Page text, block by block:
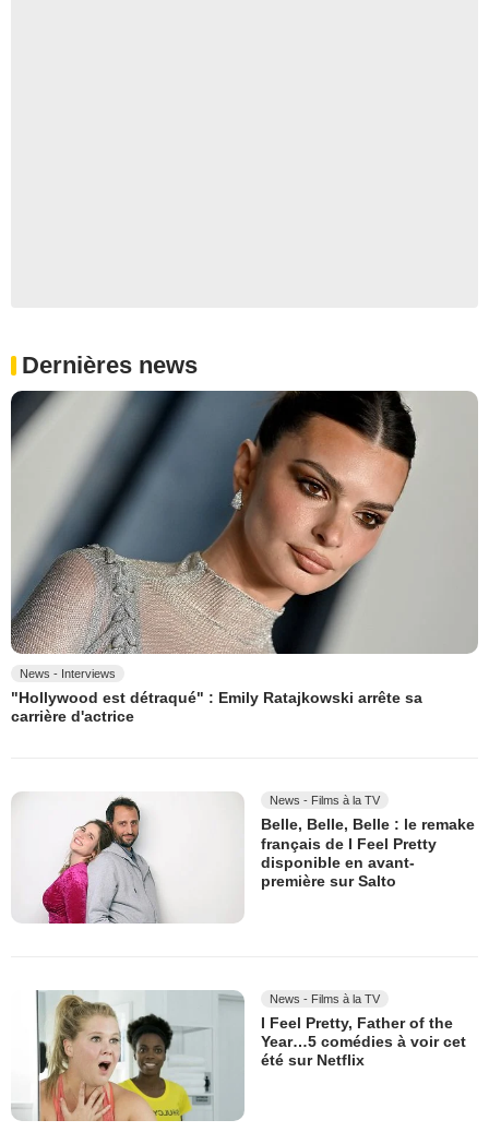
Dernières news
News - Interviews
"Hollywood est détraqué" : Emily Ratajkowski arrête sa
carrière d'actrice
News - Films à la TV
Belle, Belle, Belle : le remake
français de I Feel Pretty
disponible en avant-
première sur Salto
News - Films à la TV
I Feel Pretty, Father of the
Year…5 comédies à voir cet
été sur Netflix